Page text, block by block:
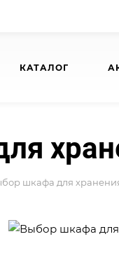
КАТАЛОГ
шкафа для